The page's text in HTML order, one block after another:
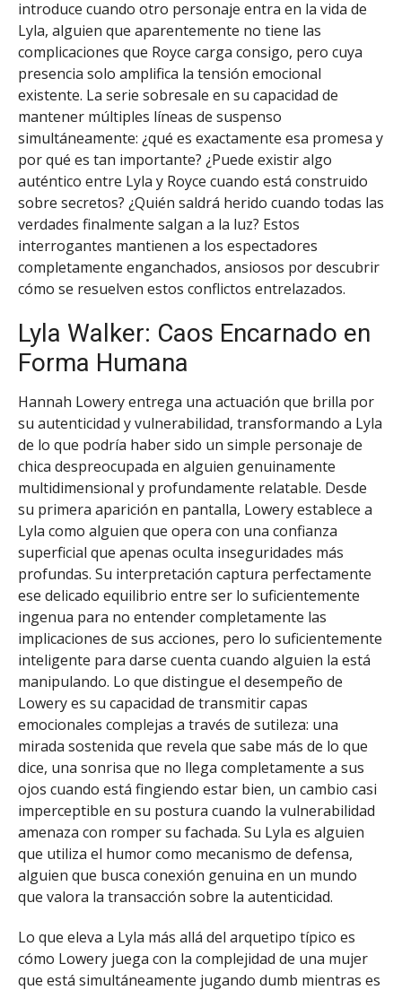
introduce cuando otro personaje entra en la vida de
Lyla, alguien que aparentemente no tiene las
complicaciones que Royce carga consigo, pero cuya
presencia solo amplifica la tensión emocional
existente. La serie sobresale en su capacidad de
mantener múltiples líneas de suspenso
simultáneamente: ¿qué es exactamente esa promesa y
por qué es tan importante? ¿Puede existir algo
auténtico entre Lyla y Royce cuando está construido
sobre secretos? ¿Quién saldrá herido cuando todas las
verdades finalmente salgan a la luz? Estos
interrogantes mantienen a los espectadores
completamente enganchados, ansiosos por descubrir
cómo se resuelven estos conflictos entrelazados.
Lyla Walker: Caos Encarnado en
Forma Humana
Hannah Lowery entrega una actuación que brilla por
su autenticidad y vulnerabilidad, transformando a Lyla
de lo que podría haber sido un simple personaje de
chica despreocupada en alguien genuinamente
multidimensional y profundamente relatable. Desde
su primera aparición en pantalla, Lowery establece a
Lyla como alguien que opera con una confianza
superficial que apenas oculta inseguridades más
profundas. Su interpretación captura perfectamente
ese delicado equilibrio entre ser lo suficientemente
ingenua para no entender completamente las
implicaciones de sus acciones, pero lo suficientemente
inteligente para darse cuenta cuando alguien la está
manipulando. Lo que distingue el desempeño de
Lowery es su capacidad de transmitir capas
emocionales complejas a través de sutileza: una
mirada sostenida que revela que sabe más de lo que
dice, una sonrisa que no llega completamente a sus
ojos cuando está fingiendo estar bien, un cambio casi
imperceptible en su postura cuando la vulnerabilidad
amenaza con romper su fachada. Su Lyla es alguien
que utiliza el humor como mecanismo de defensa,
alguien que busca conexión genuina en un mundo
que valora la transacción sobre la autenticidad.
Lo que eleva a Lyla más allá del arquetipo típico es
cómo Lowery juega con la complejidad de una mujer
que está simultáneamente jugando dumb mientras es